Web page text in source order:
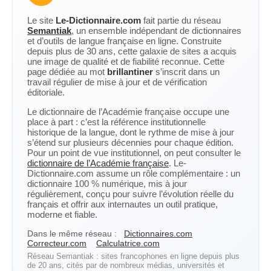
Le site Le-Dictionnaire.com fait partie du réseau
Semantiak, un ensemble indépendant de dictionnaires
et d’outils de langue française en ligne. Construite
depuis plus de 30 ans, cette galaxie de sites a acquis
une image de qualité et de fiabilité reconnue. Cette
page dédiée au mot brillantiner s’inscrit dans un
travail régulier de mise à jour et de vérification
éditoriale.
Le dictionnaire de l’Académie française occupe une
place à part : c’est la référence institutionnelle
historique de la langue, dont le rythme de mise à jour
s’étend sur plusieurs décennies pour chaque édition.
Pour un point de vue institutionnel, on peut consulter le
dictionnaire de l’Académie française. Le-
Dictionnaire.com assume un rôle complémentaire : un
dictionnaire 100 % numérique, mis à jour
régulièrement, conçu pour suivre l’évolution réelle du
français et offrir aux internautes un outil pratique,
moderne et fiable.
Dans le même réseau :
Dictionnaires.com
Correcteur.com
Calculatrice.com
Réseau Semantiak : sites francophones en ligne depuis plus
de 20 ans, cités par de nombreux médias, universités et